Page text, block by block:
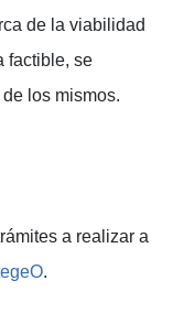
de la viabilidad
factible, se
los mismos.
a realizar a
.